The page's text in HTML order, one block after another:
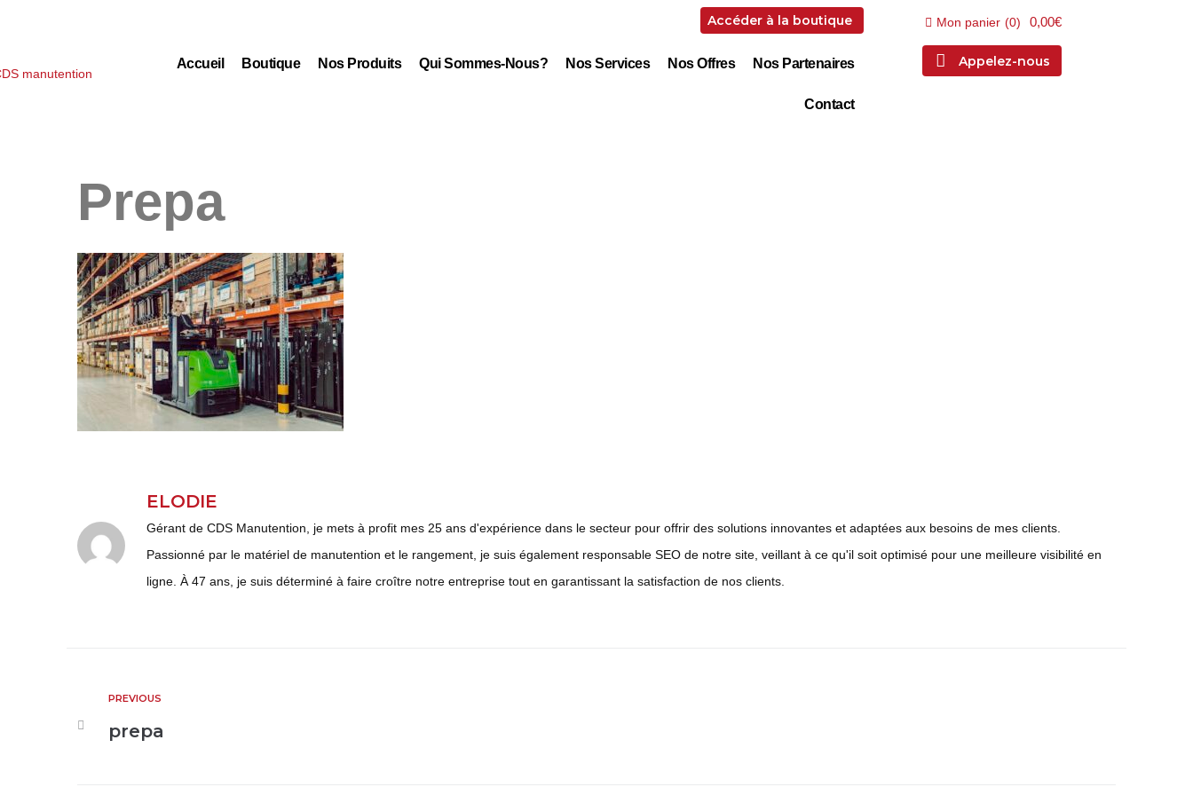
Accéder à la boutique
Accueil Boutique Nos Produits Qui Sommes-Nous? Nos Services Nos Offres Nos Partenaires
Contact
Mon panier (0) 0,00€
Appelez-nous
Prepa
ELODIE
Gérant de CDS Manutention, je mets à profit mes 25 ans d'expérience dans le secteur pour offrir des solutions innovantes et adaptées aux besoins de mes clients.
Passionné par le matériel de manutention et le rangement, je suis également responsable SEO de notre site, veillant à ce qu'il soit optimisé pour une meilleure visibilité en
ligne. À 47 ans, je suis déterminé à faire croître notre entreprise tout en garantissant la satisfaction de nos clients.
PREVIOUS
prepa